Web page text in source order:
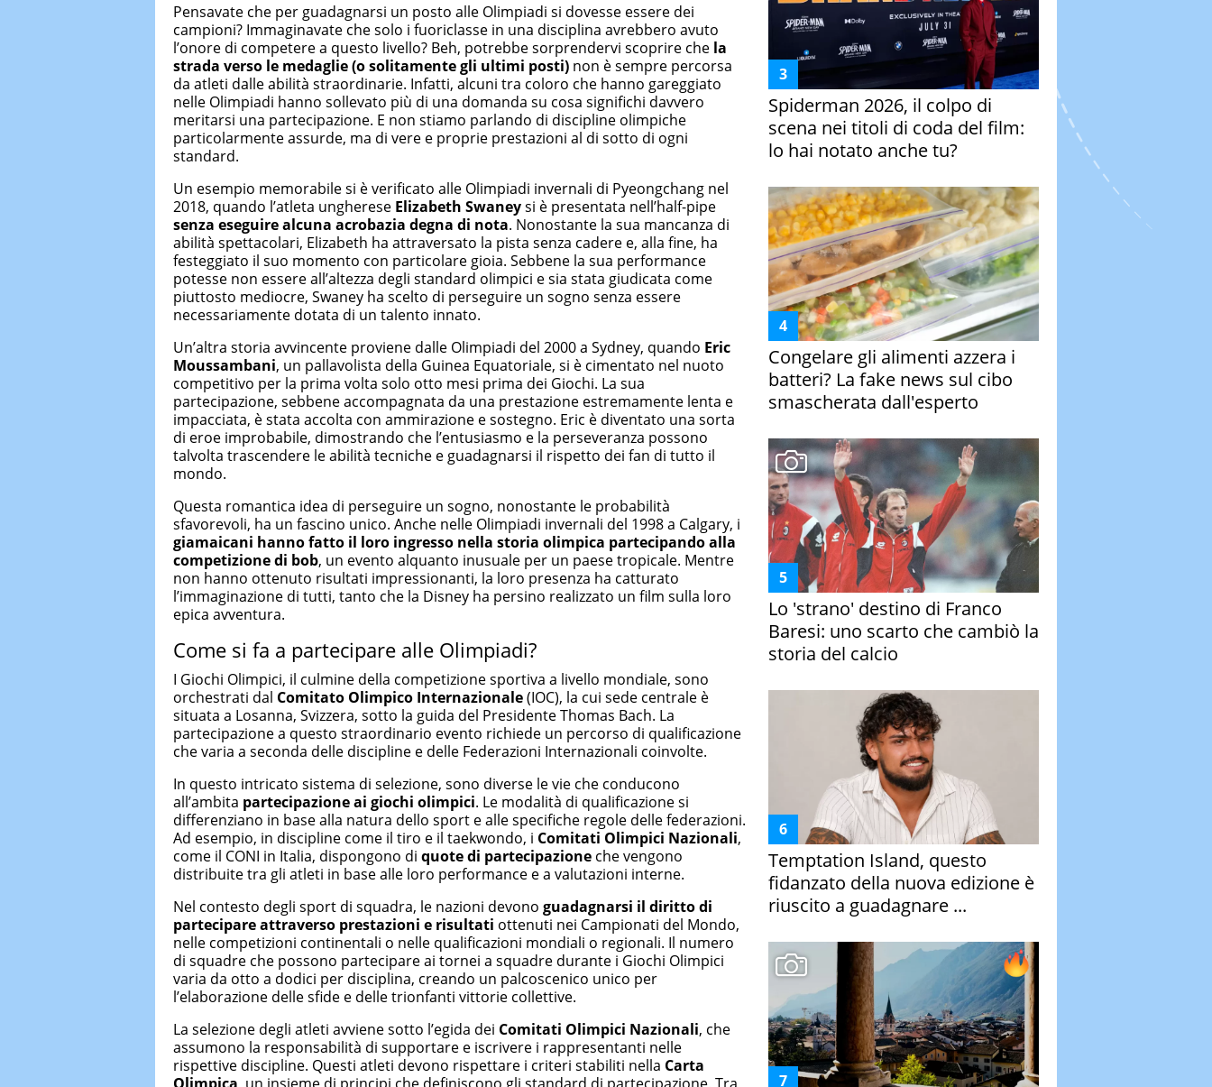
Pensavate che per guadagnarsi un posto alle Olimpiadi si dovesse essere dei
campioni? Immaginavate che solo i fuoriclasse in una disciplina avrebbero avuto
l’onore di competere a questo livello? Beh, potrebbe sorprendervi scoprire che la
strada verso le medaglie (o solitamente gli ultimi posti) non è sempre percorsa
da atleti dalle abilità straordinarie. Infatti, alcuni tra coloro che hanno gareggiato
nelle Olimpiadi hanno sollevato più di una domanda su cosa significhi davvero
meritarsi una partecipazione. E non stiamo parlando di discipline olimpiche
particolarmente assurde, ma di vere e proprie prestazioni al di sotto di ogni
standard.
Un esempio memorabile si è verificato alle Olimpiadi invernali di Pyeongchang nel
2018, quando l’atleta ungherese Elizabeth Swaneysi è presentata nell’half-pipe
senza eseguire alcuna acrobazia degna di nota. Nonostante la sua mancanza di
abilità spettacolari, Elizabeth ha attraversato la pista senza cadere e, alla fine, ha
festeggiato il suo momento con particolare gioia. Sebbene la sua performance
potesse non essere all’altezza degli standard olimpici e sia stata giudicata come
piuttosto mediocre, Swaney ha scelto di perseguire un sogno senza essere
necessariamente dotata di un talento innato.
Un’altra storia avvincente proviene dalle Olimpiadi del 2000 a Sydney, quando Eric
Moussambani, un pallavolista della Guinea Equatoriale, si è cimentato nel nuoto
competitivo per la prima volta solo otto mesi prima dei Giochi. La sua
partecipazione, sebbene accompagnata da una prestazione estremamente lenta e
impacciata, è stata accolta con ammirazione e sostegno. Eric è diventato una sorta
di eroe improbabile, dimostrando che l’entusiasmo e la perseveranza possono
talvolta trascendere le abilità tecniche e guadagnarsi il rispetto dei fan di tutto il
mondo.
Questa romantica idea di perseguire un sogno, nonostante le probabilità
sfavorevoli, ha un fascino unico. Anche nelle Olimpiadi invernali del 1998 a Calgary, i
giamaicani hanno fatto il loro ingresso nella storia olimpica partecipando alla
competizione di bob, un evento alquanto inusuale per un paese tropicale. Mentre
non hanno ottenuto risultati impressionanti, la loro presenza ha catturato
l’immaginazione di tutti, tanto che la Disney ha persino realizzato un film sulla loro
epica avventura.
Come si fa a partecipare alle Olimpiadi?
I Giochi Olimpici, il culmine della competizione sportiva a livello mondiale, sono
orchestrati dal Comitato Olimpico Internazionale(IOC), la cui sede centrale è
situata a Losanna, Svizzera, sotto la guida del Presidente Thomas Bach. La
partecipazione a questo straordinario evento richiede un percorso di qualificazione
che varia a seconda delle discipline e delle Federazioni Internazionali coinvolte.
In questo intricato sistema di selezione, sono diverse le vie che conducono
all’ambita partecipazione ai giochi olimpici. Le modalità di qualificazione si
differenziano in base alla natura dello sport e alle specifiche regole delle federazioni.
Ad esempio, in discipline come il tiro e il taekwondo, i Comitati Olimpici Nazionali,
come il CONI in Italia, dispongono di quote di partecipazione che vengono
distribuite tra gli atleti in base alle loro performance e a valutazioni interne.
Nel contesto degli sport di squadra, le nazioni devono guadagnarsi il diritto di
partecipare attraverso prestazioni e risultati ottenuti nei Campionati del Mondo,
nelle competizioni continentali o nelle qualificazioni mondiali o regionali. Il numero
di squadre che possono partecipare ai tornei a squadre durante i Giochi Olimpici
varia da otto a dodici per disciplina, creando un palcoscenico unico per
l’elaborazione delle sfide e delle trionfanti vittorie collettive.
La selezione degli atleti avviene sotto l’egida dei Comitati Olimpici Nazionali, che
assumono la responsabilità di supportare e iscrivere i rappresentanti nelle
rispettive discipline. Questi atleti devono rispettare i criteri stabiliti nella Carta
Spiderman 2026, il colpo di
scena nei titoli di coda del film:
lo hai notato anche tu?
Congelare gli alimenti azzera i
batteri? La fake news sul cibo
smascherata dall'esperto
Lo 'strano' destino di Franco
Baresi: uno scarto che cambiò la
storia del calcio
Temptation Island, questo
fidanzato della nuova edizione è
riuscito a guadagnare ...